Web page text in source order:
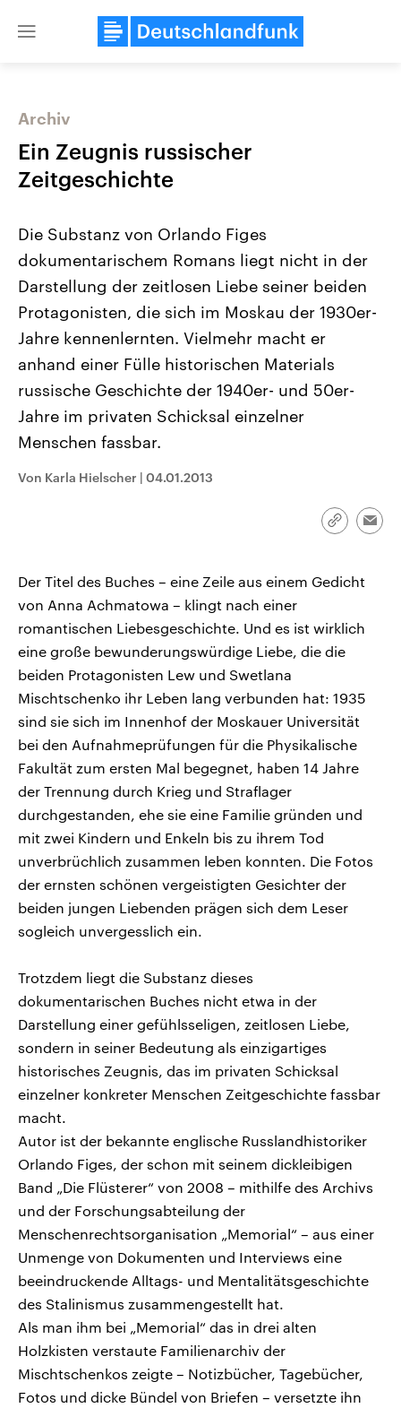
Close
Landtagswahl Sachsen-Anhalt
Alle Informationen
Sachsen-Anhalt wählt am 6.
September 2026 einen neuen
Landtag. Seit 2021 wird das
Bundesland von einer Koalition aus
CDU, SPD und FDP regiert.-
Umfragen, Prognosen,
Wahlprogramme, aktuelle Berichte
und Kandidaten der anstehenden
Wahl.
USA
Hintergründe
Wirtschaftlich und
gehören die Vereinigten
den mächtigsten Ländern
mit großem Einfluss auf
aktuelle Weltgeschehen.
Archiv
Ein Zeugnis russischer
Zeitgeschichte
Die Substanz von Orlando Figes
dokumentarischem Romans liegt nicht in der
Darstellung der zeitlosen Liebe seiner beiden
Protagonisten, die sich im Moskau der 1930er-
Jahre kennenlernten. Vielmehr macht er
anhand einer Fülle historischen Materials
russische Geschichte der 1940er- und 50er-
Jahre im privaten Schicksal einzelner
Menschen fassbar.
Von Karla Hielscher | 04.01.2013
Link
Der Titel des Buches – eine Zeile aus einem Gedicht
von Anna Achmatowa – klingt nach einer
romantischen Liebesgeschichte. Und es ist wirklich
eine große bewunderungswürdige Liebe, die die
beiden Protagonisten Lew und Swetlana
Mischtschenko ihr Leben lang verbunden hat: 1935
sind sie sich im Innenhof der Moskauer Universität
bei den Aufnahmeprüfungen für die Physikalische
Fakultät zum ersten Mal begegnet, haben 14 Jahre
der Trennung durch Krieg und Straflager
durchgestanden, ehe sie eine Familie gründen und
mit zwei Kindern und Enkeln bis zu ihrem Tod
unverbrüchlich zusammen leben konnten. Die Fotos
der ernsten schönen vergeistigten Gesichter der
beiden jungen Liebenden prägen sich dem Leser
sogleich unvergesslich ein.
Trotzdem liegt die Substanz dieses
dokumentarischen Buches nicht etwa in der
Darstellung einer gefühlsseligen, zeitlosen Liebe,
sondern in seiner Bedeutung als einzigartiges
historisches Zeugnis, das im privaten Schicksal
einzelner konkreter Menschen Zeitgeschichte fassbar
macht.
Autor ist der bekannte englische Russlandhistoriker
Orlando Figes, der schon mit seinem dickleibigen
Band „Die Flüsterer“ von 2008 – mithilfe des Archivs
und der Forschungsabteilung der
Menschenrechtsorganisation „Memorial“ – aus einer
Unmenge von Dokumenten und Interviews eine
beeindruckende Alltags- und Mentalitätsgeschichte
des Stalinismus zusammengestellt hat.
Als man ihm bei „Memorial“ das in drei alten
Holzkisten verstaute Familienarchiv der
Mischtschenkos zeigte – Notizbücher, Tagebücher,
Fotos und dicke Bündel von Briefen – versetzte ihn